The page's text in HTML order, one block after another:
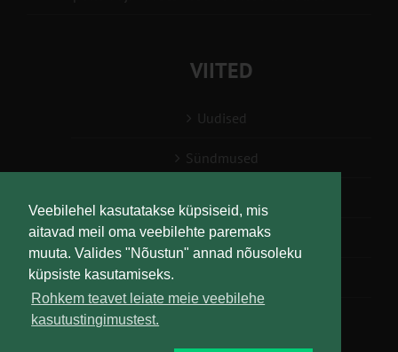
Veebilehel kasutatakse küpsiseid, mis
aitavad meil oma veebilehte paremaks
muuta. Valides "Nõustun" annad nõusoleku
küpsiste kasutamiseks.
Rohkem teavet leiate meie veebilehe
kasutustingimustest.
VIITED
Uudised
Sündmused
Teabesalv
Liitu uudiskirjaga